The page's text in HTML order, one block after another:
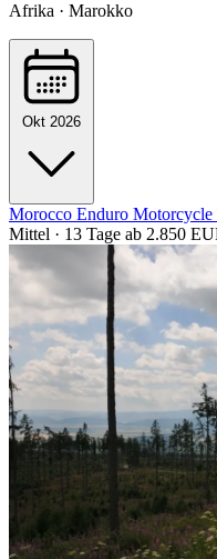
Afrika · Marokko
Okt 2026
Morocco Enduro Motorcycle
Mittel · 13 Tage ab 2.850